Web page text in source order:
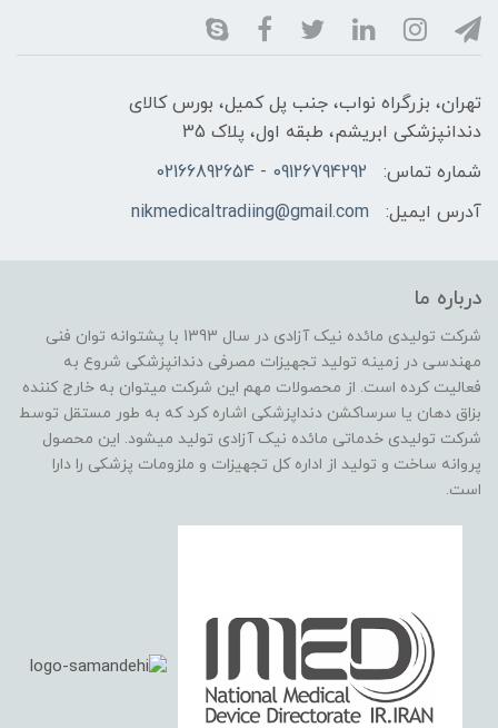
تهران، بزرگراه نواب، جنب پل کمیل، بورس کالای
دندانپزشکی ابریشم، طبقه اول، پلاک 35
شماره تماس:
09126794292 - 02166892654
آدرس ایمیل:
nikmedicaltradiing@gmail.com
درباره ما
شرکت تولیدی مائده نیک آزادی در سال 1393 با پشتوانه توان فنی
مهندسی در زمینه تولید تجهیزات مصرفی دندانپزشکی شروع به
فعالیت کرده است. از محصولات مهم این شرکت میتوان به خارج کننده
بزاق دهان یا سرساکشن دنداپزشکی اشاره کرد که به طور مستقل توسط
شرکت تولیدی خدماتی مائده نیک آزادی تولید میشود. این محصول
پروانه ساخت و تولید از اداره کل تجهیزات و ملزومات پزشکی را دارا
است.